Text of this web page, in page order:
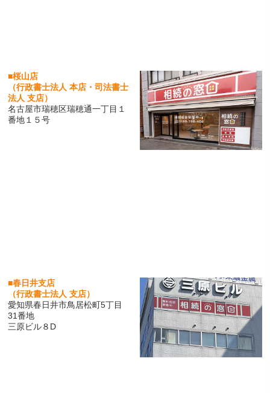
■桜山店
（行政書士法人 本店・司法書士
法人 支店）
名古屋市瑞穂区瑞穂通一丁目１
番地１５号
■春日井支店
（行政書士法人 支店）
愛知県春日井市鳥居松町5丁目
31番地
三原ビル８D